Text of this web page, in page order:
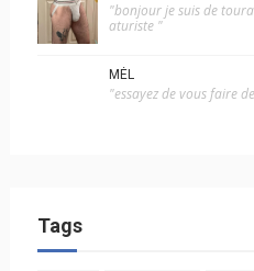
"bonjour je suis de
aturiste "
MÉL
"essayez de vous faire
Tags